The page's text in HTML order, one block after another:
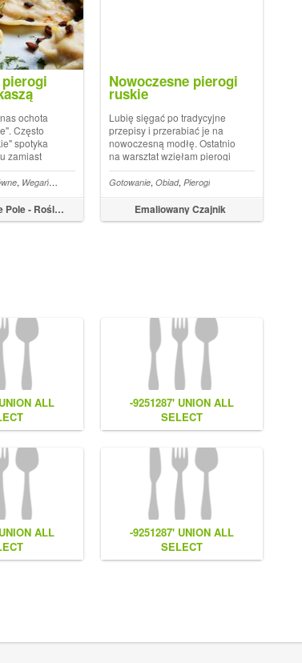
polska Danie bezmięsne,Przystawki, Grzyby
ochota
Często
spotyka
zamiast
chcieliśmy
które
pojawiało
pomysł,
Bananowe Pole - Roślinożerni biegacze
, Wegański obiad Szybki obiad,Pierogi ruskie,Pierogi
Nowoczesne pierogi
ruskie
Lubię sięgać po tradycyjne
przepisy i przerabiać je na
nowoczesną modłę. Ostatnio
na warsztat wzięłam pierogi
ruskie, które przygotowałam
w wersji dla leniwych. Wyszły
mi absolutnie rewelacyjne
naleśniki z farszem
ruskim. Nie spoczywam
Emaliowany Czajnik
Gotowanie, Obiad, Pierogi
ALL
#
-9251287' UNION ALL
SELECT
NULL,NULL,CONCAT(0x7e55767a616b77,
(1),0x6166786179557e) #
ALL
-9251287' UNION ALL
SELECT
CONCAT(0x7e55767a616b77,